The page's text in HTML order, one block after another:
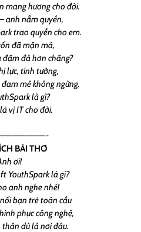
mang hương cho đời.
anh nắm quyền,
trao quyền cho em.
đã mặn mà,
đậm đà hơn chăng?
lực, tinh tường,
mê không ngừng.
là gì?
vị IT cho đời.
BÀI THƠ
ơi!
YouthSpark là gì?
anh nghe nhé!
bạn trẻ toàn cầu
phục công nghệ,
dù là nơi đâu.